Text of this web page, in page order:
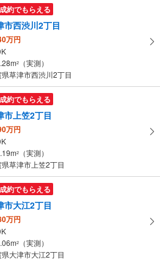
成約でもらえる
市西渋川2丁目
万円
2
（実測）
草津市西渋川2丁目
成約でもらえる
市上笠2丁目
万円
2
（実測）
草津市上笠2丁目
成約でもらえる
市大江2丁目
万円
2
（実測）
大津市大江2丁目